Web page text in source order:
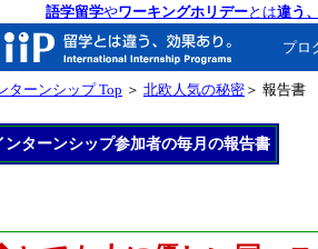
語学留学やワーキングホリデーとは違う
プロ
ターンシップ Top ＞ 北欧人気の秘密 ＞ 報告書
ンターンシップ参加者の毎月の報告書